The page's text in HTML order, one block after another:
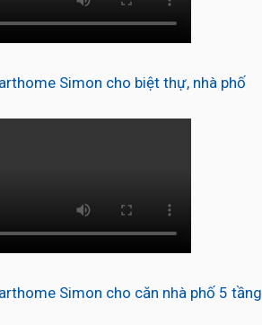
Simon cho biệt thự, nhà phố
Simon cho căn nhà phố 5 tầng